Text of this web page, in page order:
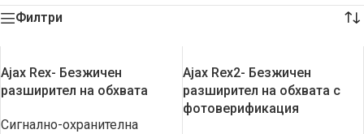
Филтри
Ajax Rex- Безжичен
разширител на обхвата
Сигнално-охранителна
Ajax Rex2- Безжичен
разширител на обхвата с
фотоверификация